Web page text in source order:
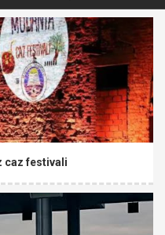
caz festivali